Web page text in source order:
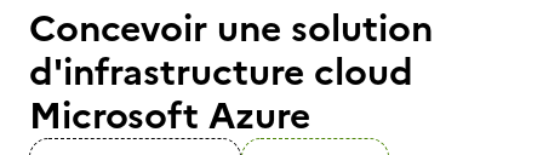
Concevoir une solution
d'infrastructure cloud
Microsoft Azure